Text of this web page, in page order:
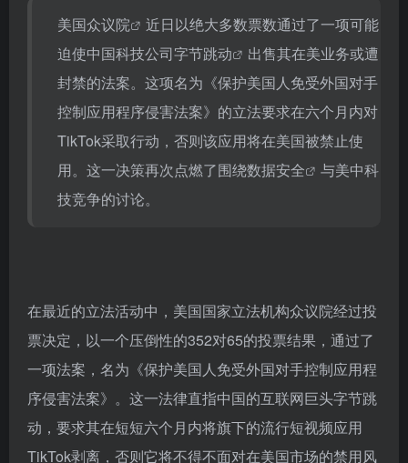
美国众议院
近日以绝大多数票数通过了一项可能
迫使中国科技公司字节跳动
出售其在美业务或遭
封禁的法案。这项名为《保护美国人免受外国对手
控制应用程序侵害法案》的立法要求在六个月内对
TikTok采取行动，否则该应用将在美国被禁止使
用。这一决策再次点燃了围绕数据安全
与美中科
技竞争的讨论。
在最近的立法活动中，美国国家立法机构众议院经过投
票决定，以一个压倒性的352对65的投票结果，通过了
一项法案，名为《保护美国人免受外国对手控制应用程
序侵害法案》。这一法律直指中国的互联网巨头字节跳
动，要求其在短短六个月内将旗下的流行短视频应用
TikTok剥离，否则它将不得不面对在美国市场的禁用风